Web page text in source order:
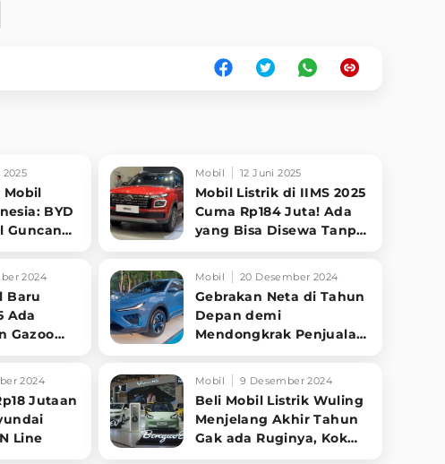
Mobil
BYD
Guncang
Mobil 12 Juni 2025
Mobil Listrik di IIMS 2025
Cuma Rp184 Juta! Ada
yang Bisa Disewa Tanpa
Main-ma
2024
Baru
Ada
Gazoo
Mobil 20 Desember 2024
Gebrakan Neta di Tahun
Depan demi
Mendongkrak Penjualan
2024
Jutaan
Line
Mobil 9 Desember 2024
Beli Mobil Listrik Wuling
Menjelang Akhir Tahun
Gak ada Ruginya, Kok